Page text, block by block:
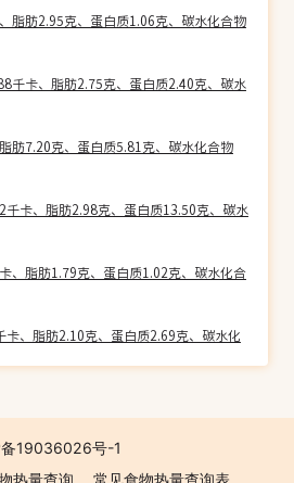
脂肪2.95克、蛋白质1.06克、碳水化合物
千卡、脂肪2.75克、蛋白质2.40克、碳水
肪7.20克、蛋白质5.81克、碳水化合物
千卡、脂肪2.98克、蛋白质13.50克、碳水
、脂肪1.79克、蛋白质1.02克、碳水化合
卡、脂肪2.10克、蛋白质2.69克、碳水化
卡、脂肪3.14克、蛋白质1.70克、碳水化
19036026号-1